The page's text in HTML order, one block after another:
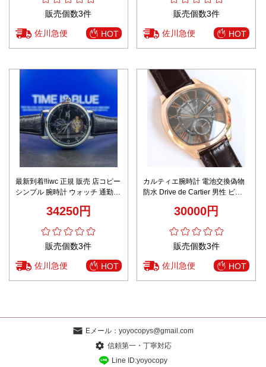
販売個数3件
佐川急便 HOT
販売個数3件
佐川急便 HOT
最新到着‼iwc 正規 販売 店コピー
シンプル 腕時計 ウォッチ 通勤
34250円
販売個数3件
佐川急便 HOT
カルティエ腕時計 電池交換偽物
防水 Drive de Cartier 男性 ビジ
30000円
販売個数3件
佐川急便 HOT
Eメール： yoyocopys@gmail.com
信頼第一・丁寧対応
Line ID:yoyocopy